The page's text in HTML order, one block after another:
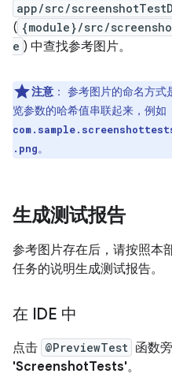
app/src/
( {module}/src/
e ) 中查找参考图片。
注意 ： 参考图片的命名方式
览参数的哈希值串联起来，例如
.png。
生成测试报告
参考图片存在后，请按照本
任务的说明生成测试报告。
在 IDE 中
点击 @PreviewTest 函数
'ScreenshotTests'。